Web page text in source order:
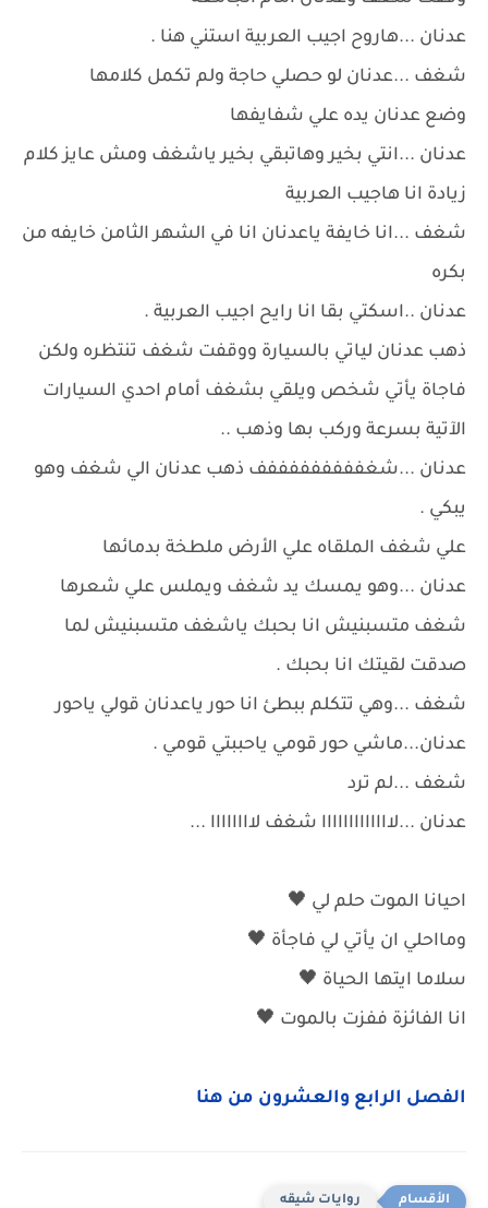
عدنان ...هاروح اجيب العربية استني هنا .
شغف ...عدنان لو حصلي حاجة ولم تكمل كلامها
وضع عدنان يده علي شفايفها
عدنان ...انتي بخير وهاتبقي بخير ياشغف ومش عايز كلام
زيادة انا هاجيب العربية
شغف ...انا خايفة ياعدنان انا في الشهر الثامن خايفه من
بكره
عدنان ..اسكتي بقا انا رايح اجيب العربية .
ذهب عدنان لياتي بالسيارة ووقفت شغف تنتظره ولكن
فاجاة يأتي شخص ويلقي بشغف أمام احدي السيارات
الآتية بسرعة وركب بها وذهب ..
عدنان ...شغفففففففففف ذهب عدنان الي شغف وهو
يبكي .
علي شغف الملقاه علي الأرض ملطخة بدمائها
عدنان ...وهو يمسك يد شغف ويملس علي شعرها
شغف متسبنيش انا بحبك ياشغف متسبنيش لما
صدقت لقيتك انا بحبك .
شغف ...وهي تتكلم ببطئ انا حور ياعدنان قولي ياحور
عدنان...ماشي حور قومي ياحببتي قومي .
شغف ...لم ترد
عدنان ...لااااااااااااا شغف لاااااااا ...
احيانا الموت حلم لي 🖤
ومااحلي ان يأتي لي فاجأة 🖤
سلاما ايتها الحياة 🖤
انا الفائزة ففزت بالموت 🖤
الفصل الرابع والعشرون من هنا
روايات شيقه